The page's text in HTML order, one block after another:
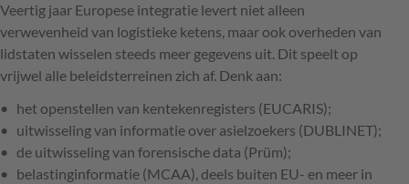
Veertig jaar Europese integratie levert niet alleen
verwevenheid van logistieke ketens, maar ook overheden van
lidstaten wisselen steeds meer gegevens uit. Dit speelt op
vrijwel alle beleidsterreinen zich af. Denk aan:
het openstellen van kentekenregisters (EUCARIS);
uitwisseling van informatie over asielzoekers (DUBLINET);
de uitwisseling van forensische data (Prüm);
belastinginformatie (MCAA), deels buiten EU- en meer in